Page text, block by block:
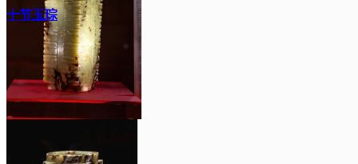
十节玉琮